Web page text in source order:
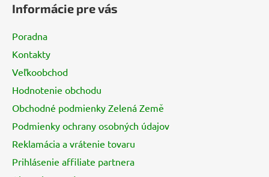
Informácie pre vás
Poradna
Kontakty
Veľkoobchod
Hodnotenie obchodu
Obchodné podmienky Zelená Země
Podmienky ochrany osobných údajov
Reklamácia a vrátenie tovaru
Prihlásenie affiliate partnera